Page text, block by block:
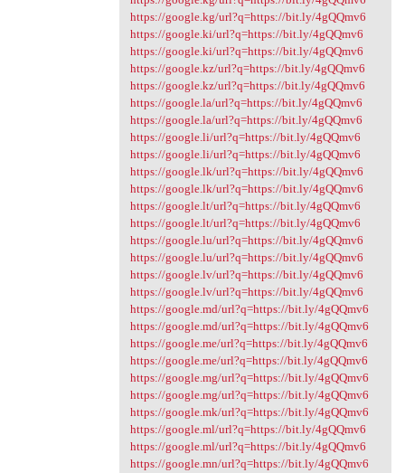
https://google.kg/url?q=https://bit.ly/4gQQmv6
https://google.ki/url?q=https://bit.ly/4gQQmv6
https://google.ki/url?q=https://bit.ly/4gQQmv6
https://google.kz/url?q=https://bit.ly/4gQQmv6
https://google.kz/url?q=https://bit.ly/4gQQmv6
https://google.la/url?q=https://bit.ly/4gQQmv6
https://google.la/url?q=https://bit.ly/4gQQmv6
https://google.li/url?q=https://bit.ly/4gQQmv6
https://google.li/url?q=https://bit.ly/4gQQmv6
https://google.lk/url?q=https://bit.ly/4gQQmv6
https://google.lk/url?q=https://bit.ly/4gQQmv6
https://google.lt/url?q=https://bit.ly/4gQQmv6
https://google.lt/url?q=https://bit.ly/4gQQmv6
https://google.lu/url?q=https://bit.ly/4gQQmv6
https://google.lu/url?q=https://bit.ly/4gQQmv6
https://google.lv/url?q=https://bit.ly/4gQQmv6
https://google.lv/url?q=https://bit.ly/4gQQmv6
https://google.md/url?q=https://bit.ly/4gQQmv6
https://google.md/url?q=https://bit.ly/4gQQmv6
https://google.me/url?q=https://bit.ly/4gQQmv6
https://google.me/url?q=https://bit.ly/4gQQmv6
https://google.mg/url?q=https://bit.ly/4gQQmv6
https://google.mg/url?q=https://bit.ly/4gQQmv6
https://google.mk/url?q=https://bit.ly/4gQQmv6
https://google.ml/url?q=https://bit.ly/4gQQmv6
https://google.ml/url?q=https://bit.ly/4gQQmv6
https://google.mn/url?q=https://bit.ly/4gQQmv6